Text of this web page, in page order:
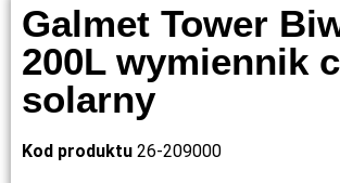
Galmet Tower
200L wymiennik
solarny
Kod produktu 26-209000